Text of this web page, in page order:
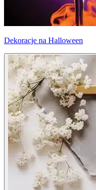
Dekoracje na Halloween